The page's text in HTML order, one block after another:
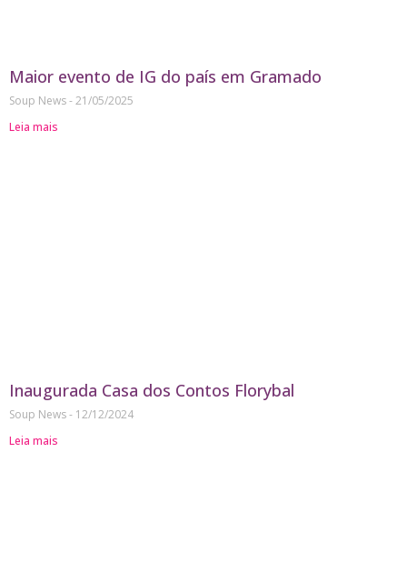
Maior evento de IG do país em Gramado
Soup News 21/05/2025
Leia mais
Inaugurada Casa dos Contos Florybal
Soup News
12/12/2024
Leia mais